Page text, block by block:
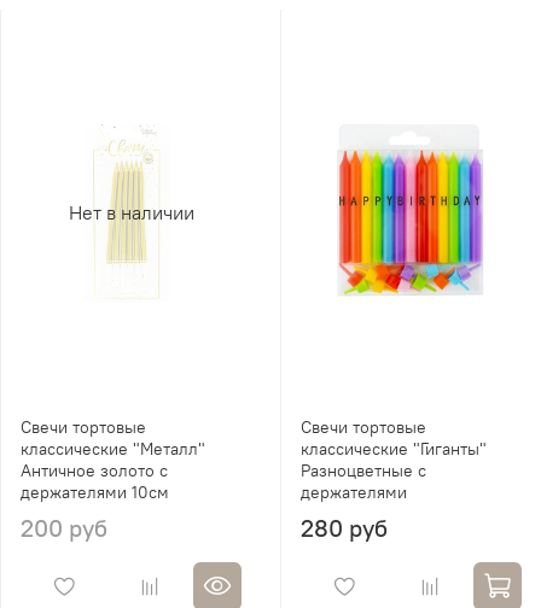
Нет в наличии
Свечи тортовые
классические "Металл"
Античное золото с
держателями 10см
200 руб
Свечи тортовые
классические "Гиганты"
Разноцветные с
держателями
280 руб